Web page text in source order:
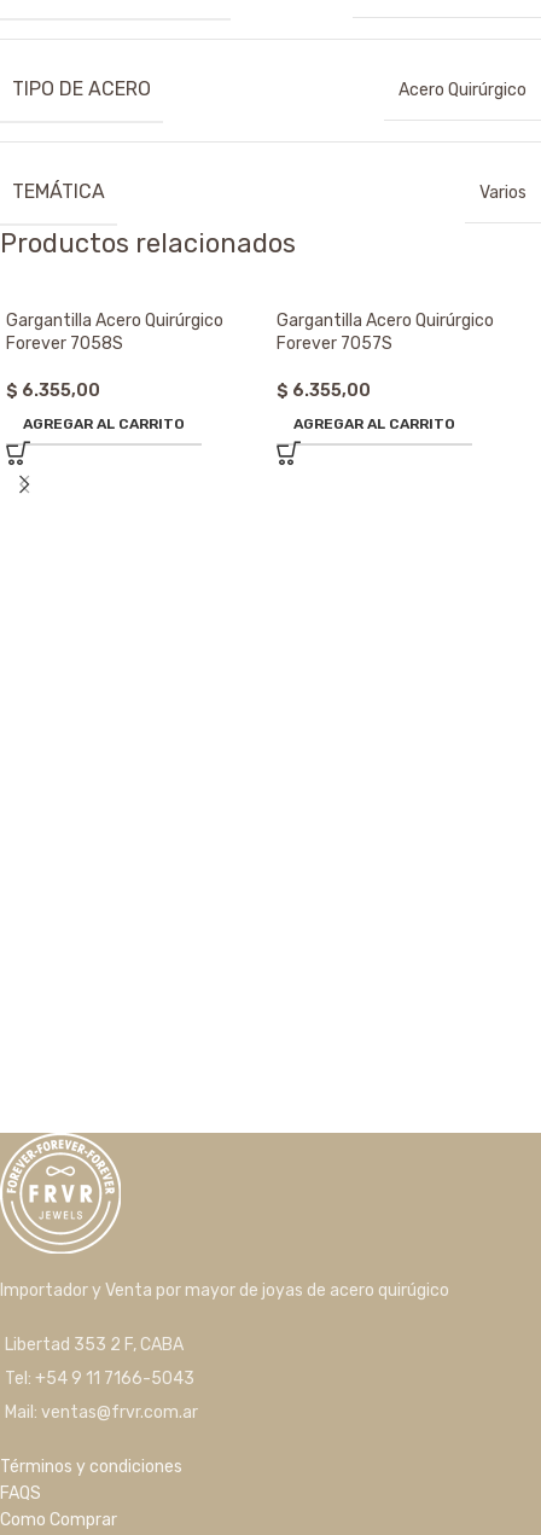
TIPO DE ACERO Acero Quirúrgico
TEMÁTICA Varios
Productos relacionados
Gargantilla Acero Quirúrgico
Forever 7058S
$ 6.355,00
AGREGAR AL CARRITO
Gargantilla Acero Quirúrgico
Forever 7057S
$ 6.355,00
AGREGAR AL CARRITO
Importador y Venta por mayor de joyas de acero quirúgico
Libertad 353 2 F, CABA
Tel: +54 9 11 7166-5043
Mail: ventas@frvr.com.ar
Términos y condiciones
FAQS
Como Comprar